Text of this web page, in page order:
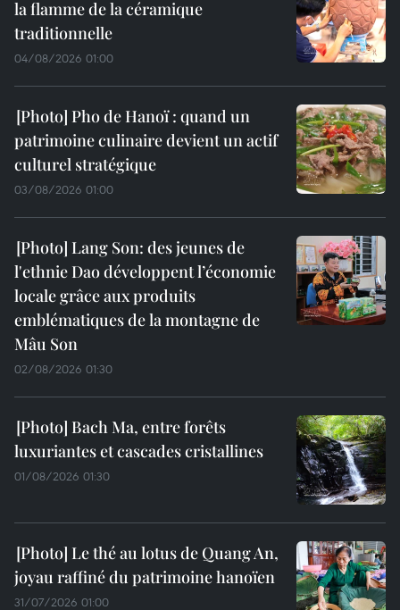
la flamme de la céramique
traditionnelle
04/08/2026 01:00
Pho de Hanoï : quand un
patrimoine culinaire devient un actif
culturel stratégique
03/08/2026 01:00
Lang Son: des jeunes de
l'ethnie Dao développent l’économie
locale grâce aux produits
emblématiques de la montagne de
Mâu Son
02/08/2026 01:30
Bach Ma, entre forêts
luxuriantes et cascades cristallines
01/08/2026 01:30
Le thé au lotus de Quang An,
joyau raffiné du patrimoine hanoïen
31/07/2026 01:00